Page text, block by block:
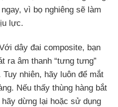
vì bọ nghiêng sẽ làm
lực.
dây đai composite, bạn
ra âm thanh “tưng tưng”
nhiên, hãy luôn để mắt
Nếu thấy thùng hàng bắt
dừng lại hoặc sử dụng